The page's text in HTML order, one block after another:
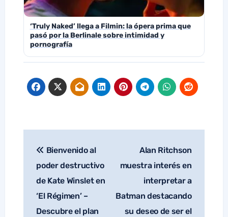
‘Truly Naked’ llega a Filmin: la ópera prima que
pasó por la Berlinale sobre intimidad y
pornografía
Navegación
Bienvenido al
poder destructivo
de Kate Winslet en
‘El Régimen’ –
Descubre el plan
Alan Ritchson
muestra interés en
interpretar a
Batman destacando
su deseo de ser el